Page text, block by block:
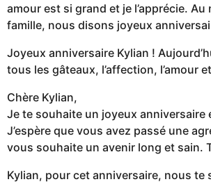
amour est si grand et je l’apprécie. Au
famille, nous disons joyeux
Joyeux anniversaire Kylian !
tous les gâteaux, l’affection, l’amour
Chère Kylian,
Je te souhaite un joyeux anniversaire
J’espère que vous avez passé une
vous souhaite un avenir long et sain.
Kylian, pour cet anniversaire, nous te